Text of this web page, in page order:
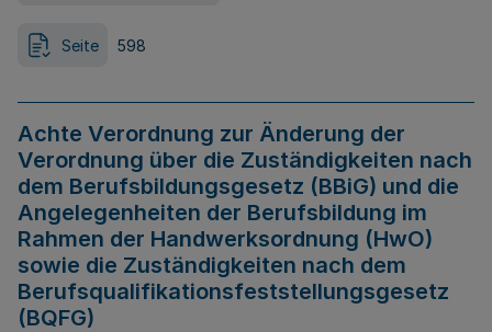
Seite 598
Achte Verordnung zur Änderung der
Verordnung über die Zuständigkeiten nach
dem Berufsbildungsgesetz (BBiG) und die
Angelegenheiten der Berufsbildung im
Rahmen der Handwerksordnung (HwO)
sowie die Zuständigkeiten nach dem
Berufsqualifikationsfeststellungsgesetz
(BQFG)